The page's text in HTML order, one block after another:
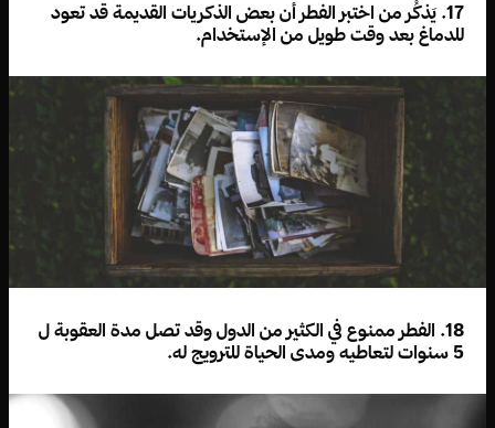
17. يَذكُر من اختبر الفطر أن بعض الذكريات القديمة قد تعود
للدماغ بعد وقت طويل من الإستخدام.
18. الفطر ممنوع في الكثير من الدول وقد تصل مدة العقوبة ل
5 سنوات لتعاطيه ومدى الحياة للترويج له.